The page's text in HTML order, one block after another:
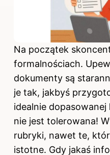
Na początek
formalnościach.
dokumenty są
je tak, jakbyś
idealnie dopasowanej
nie jest tolerowana!
rubryki, nawet te,
istotne. Gdy jakaś